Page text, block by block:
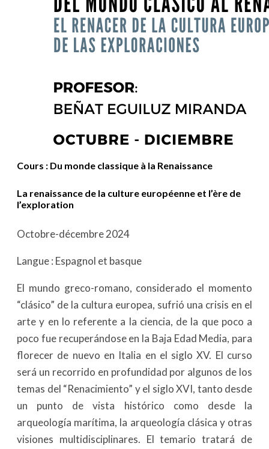
Cours : Du monde classique à la Renaissance
La renaissance de la culture européenne et l’ère de
l’exploration
Octobre-décembre 2024
Langue : Espagnol et basque
El mundo greco-romano, considerado el momento
“clásico” de la cultura europea, sufrió una crisis en el
arte y en lo referente a la ciencia, de la que poco a
poco fue recuperándose en la Baja Edad Media, para
florecer de nuevo en Italia en el siglo XV. El curso
será un recorrido en profundidad por algunos de los
temas del “Renacimiento” y el siglo XVI, tanto desde
un punto de vista histórico como desde la
arqueología marítima, la arqueología clásica y otras
visiones multidisciplinares. El temario tratará de